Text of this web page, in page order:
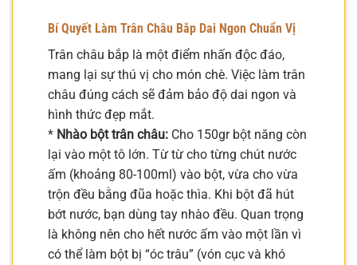
Bí Quyết Làm Trân Châu Bắp Dai Ngon Chuẩn Vị
Trân châu bắp là một điểm nhấn độc đáo,
mang lại sự thú vị cho món chè. Việc làm trân
châu đúng cách sẽ đảm bảo độ dai ngon và
hình thức đẹp mắt.
* Nhào bột trân châu: Cho 150gr bột năng còn
lại vào một tô lớn. Từ từ cho từng chút nước
ấm (khoảng 80-100ml) vào bột, vừa cho vừa
trộn đều bằng đũa hoặc thìa. Khi bột đã hút
bớt nước, bạn dùng tay nhào đều. Quan trọng
là không nên cho hết nước ấm vào một lần vì
có thể làm bột bị “óc trâu” (vón cục và khó